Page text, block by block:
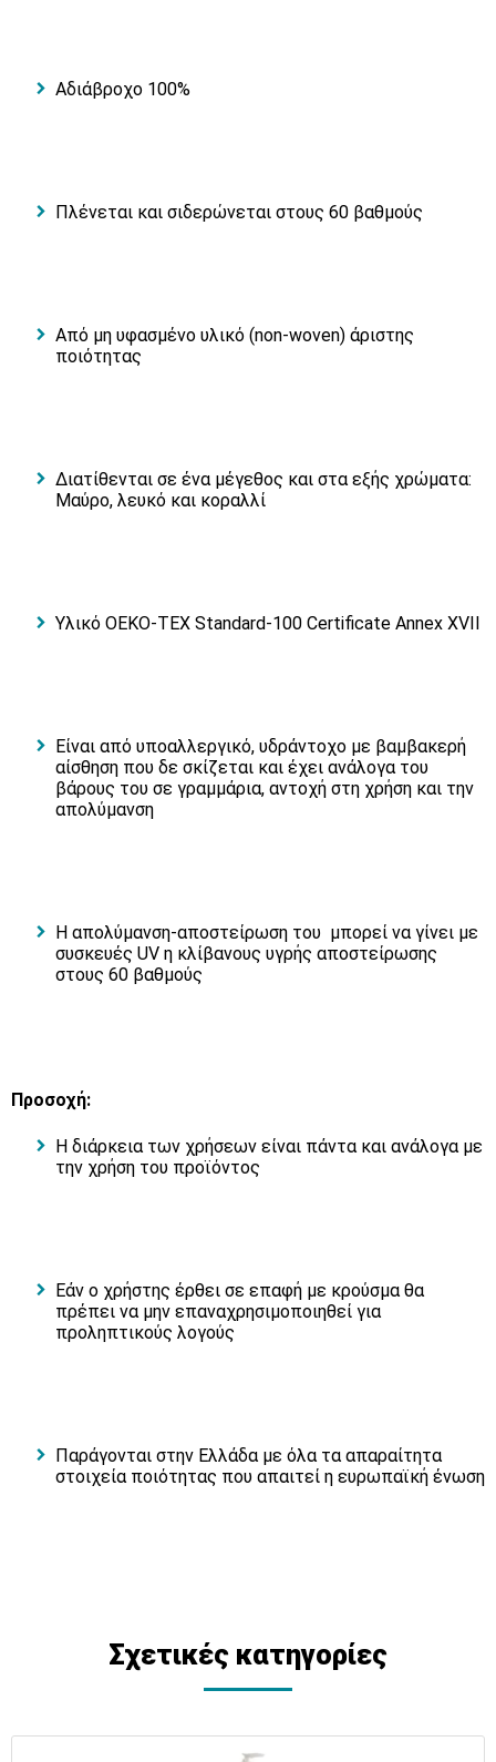
Αδιάβροχο 100%
Πλένεται και σιδερώνεται στους 60 βαθμούς
Από μη υφασμένο υλικό (non-woven) άριστης
ποιότητας
Διατίθενται σε ένα μέγεθος και στα εξής χρώματα:
Μαύρο, λευκό και κοραλλί
Υλικό OEKO-TEX Standard-100 Certificate Annex XVII
Είναι από υποαλλεργικό, υδράντοχο με βαμβακερή
αίσθηση που δε σκίζεται και έχει ανάλογα του
βάρους του σε γραμμάρια, αντοχή στη χρήση και την
απολύμανση
Η απολύμανση-αποστείρωση του μπορεί να γίνει με
συσκευές UV η κλίβανους υγρής αποστείρωσης
στους 60 βαθμούς
Προσοχή:
Η διάρκεια των χρήσεων είναι πάντα και ανάλογα με
την χρήση του προϊόντος
Εάν ο χρήστης έρθει σε επαφή με κρούσμα θα
πρέπει να μην επαναχρησιμοποιηθεί για
προληπτικούς λογούς
Παράγονται στην Ελλάδα με όλα τα απαραίτητα
στοιχεία ποιότητας που απαιτεί η ευρωπαϊκή ένωση
Σχετικές κατηγορίες